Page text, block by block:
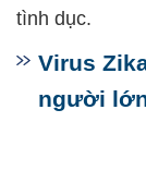
tình dục.
Virus
người